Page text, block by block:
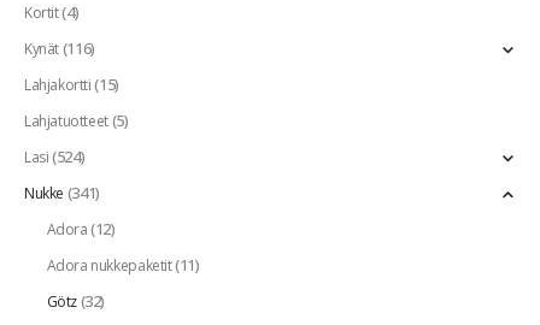
Kortit(4)
Kynät(116)
Lahjakortti(15)
Lahjatuotteet(5)
Lasi(524)
Nukke (341)
Adora(12)
Adora nukkepaketit(11)
Götz(32)